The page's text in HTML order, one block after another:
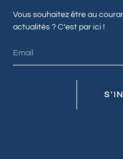
Vous souhaitez être au
actualités ? C’est par ici !